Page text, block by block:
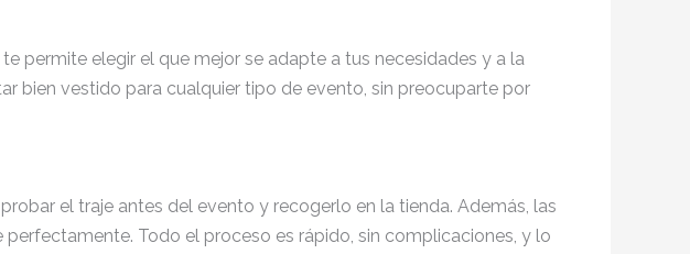
permite elegir el que mejor se adapte a tus necesidades y a la
bien vestido para cualquier tipo de evento, sin preocuparte por
el traje antes del evento y recogerlo en la tienda. Además, las
perfectamente. Todo el proceso es rápido, sin complicaciones, y lo